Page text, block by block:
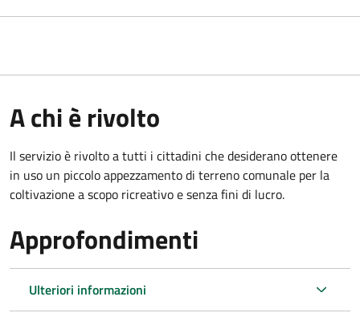
A chi è rivolto
Il servizio è rivolto a tutti i cittadini che desiderano ottenere
in uso un piccolo appezzamento di terreno comunale per la
coltivazione a scopo ricreativo e senza fini di lucro.
Approfondimenti
Ulteriori informazioni